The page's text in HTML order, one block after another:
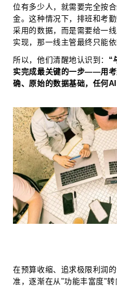
位有多少人，就需要完全按
金。这种情况下，排班和考
采用的数据，而是需要给一
实现，那一线主管最终只能
所以，他们清醒地认识到： “
实完成最关键的一步——用考
确、原始的数据基础，任何
在预算收缩、追求极限利润
准，逐渐在从"功能丰富度"